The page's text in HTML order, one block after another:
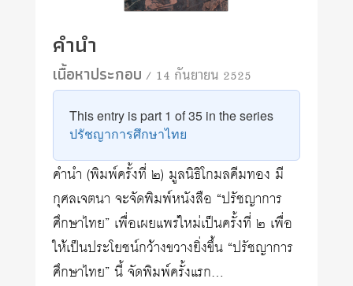
คำนำ
เนื้อหาประกอบ/ 14 กันยายน 2525
This entry is part 1 of 35 in the series
ปรัชญาการศึกษาไทย
คำนำ (พิมพ์ครั้งที่ ๒) มูลนิธิโกมลคีมทอง มี
กุศลเจตนา จะจัดพิมพ์หนังสือ “ปรัชญาการ
ศึกษาไทย” เพื่อเผยแพร่ใหม่เป็นครั้งที่ ๒ เพื่อ
ให้เป็นประโยชน์กว้างขวางยิ่งขึ้น “ปรัชญาการ
ศึกษาไทย” นี้ จัดพิมพ์ครั้งแรก…